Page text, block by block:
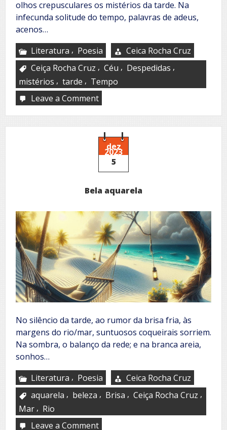
olhos crepusculares os mistérios da tarde. Na
infecunda solitude do tempo, palavras de adeus,
acenos…
Literatura , Poesia
Ceica Rocha Cruz
Ceiça Rocha Cruz , Céu , Despedidas ,
mistérios , tarde , Tempo
Leave a Commenton
hora
do
pôr
do
sol
dez
2023
5
Bela aquarela
No silêncio da tarde, ao rumor da brisa fria, às
margens do rio/mar, suntuosos coqueirais sorriem.
Na sombra, o balanço da rede; e na branca areia,
sonhos…
Literatura , Poesia
Ceica Rocha Cruz
aquarela , beleza , Brisa , Ceiça Rocha Cruz ,
Mar , Rio
Leave a Commenton